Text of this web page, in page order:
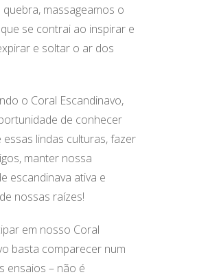
quebra, massageamos o
se contrai ao inspirar e
e soltar o ar dos
o Coral Escandinavo,
de conhecer
essas lindas culturas, fazer
manter nossa
escandinava ativa e
nossas raízes!
em nosso Coral
basta comparecer num
ensaios – não é